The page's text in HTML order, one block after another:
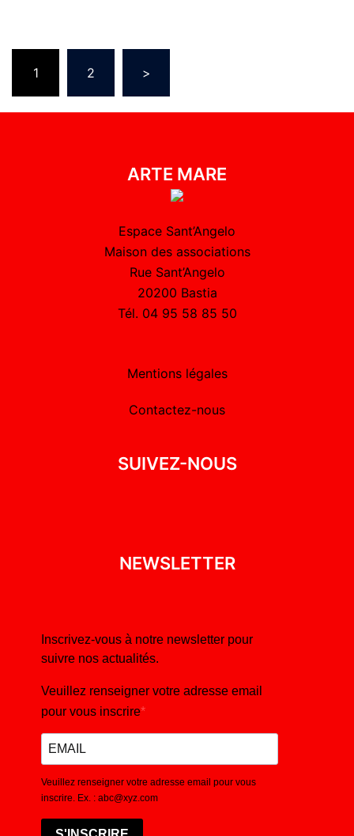
1 2 >
ARTE MARE
Espace Sant’Angelo
Maison des associations
Rue Sant’Angelo
20200 Bastia
Tél. 04 95 58 85 50
Mentions légales
Contactez-nous
SUIVEZ-NOUS
NEWSLETTER
Inscrivez-vous à notre newsletter pour
suivre nos actualités.
Veuillez renseigner votre adresse email
pour vous inscrire
Veuillez renseigner votre adresse email pour vous
inscrire. Ex. : abc@xyz.com